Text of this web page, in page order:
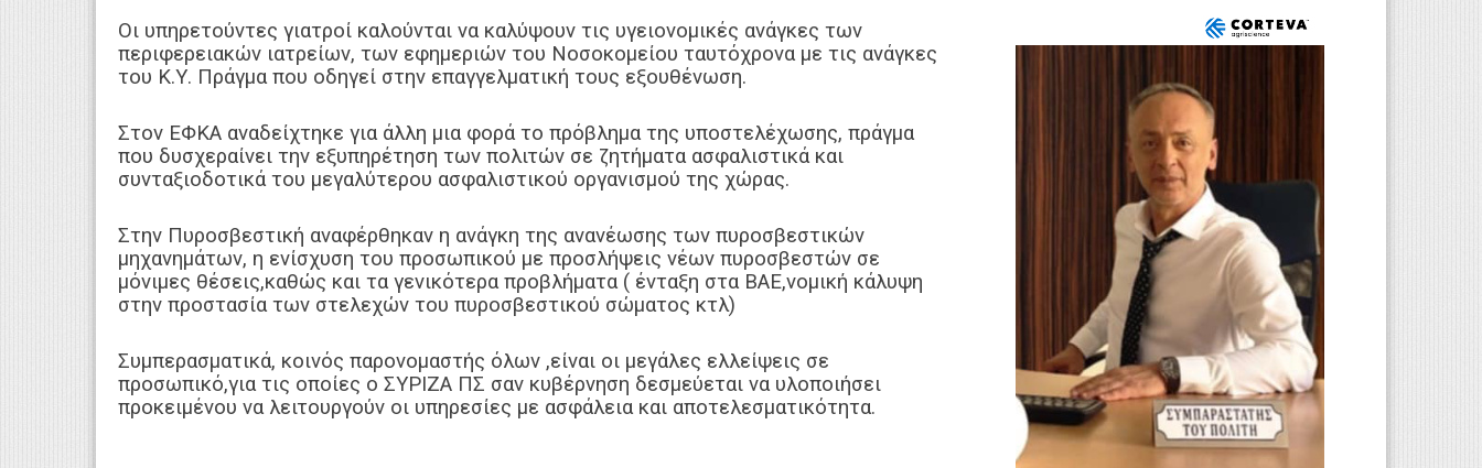
Οι υπηρετούντες γιατροί καλούνται να καλύψουν τις υγειονομικές ανάγκες των
περιφερειακών ιατρείων, των εφημεριών του Νοσοκομείου ταυτόχρονα με τις ανάγκες
του Κ.Υ. Πράγμα που οδηγεί στην επαγγελματική τους εξουθένωση.
Στον ΕΦΚΑ αναδείχτηκε για άλλη μια φορά το πρόβλημα της υποστελέχωσης, πράγμα
που δυσχεραίνει την εξυπηρέτηση των πολιτών σε ζητήματα ασφαλιστικά και
συνταξιοδοτικά του μεγαλύτερου ασφαλιστικού οργανισμού της χώρας.
Στην Πυροσβεστική αναφέρθηκαν η ανάγκη της ανανέωσης των πυροσβεστικών
μηχανημάτων, η ενίσχυση του προσωπικού με προσλήψεις νέων πυροσβεστών σε
μόνιμες θέσεις,καθώς και τα γενικότερα προβλήματα ( ένταξη στα ΒΑΕ,νομική κάλυψη
στην προστασία των στελεχών του πυροσβεστικού σώματος κτλ)
Συμπερασματικά, κοινός παρονομαστής όλων ,είναι οι μεγάλες ελλείψεις σε
προσωπικό,για τις οποίες ο ΣΥΡΙΖΑ ΠΣ σαν κυβέρνηση δεσμεύεται να υλοποιήσει
προκειμένου να λειτουργούν οι υπηρεσίες με ασφάλεια και αποτελεσματικότητα.